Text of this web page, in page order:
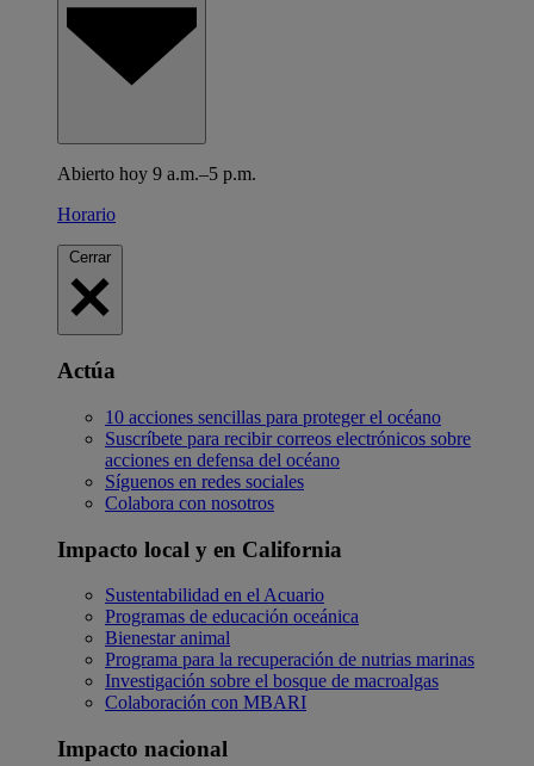
Abierto hoy 9 a.m.–5 p.m.
Horario
Cerrar
Actúa
10 acciones sencillas para proteger el océano
Suscríbete para recibir correos electrónicos sobre
acciones en defensa del océano
Síguenos en redes sociales
Colabora con nosotros
Impacto local y en California
Sustentabilidad en el Acuario
Programas de educación oceánica
Bienestar animal
Programa para la recuperación de nutrias marinas
Investigación sobre el bosque de macroalgas
Colaboración con MBARI
Impacto nacional